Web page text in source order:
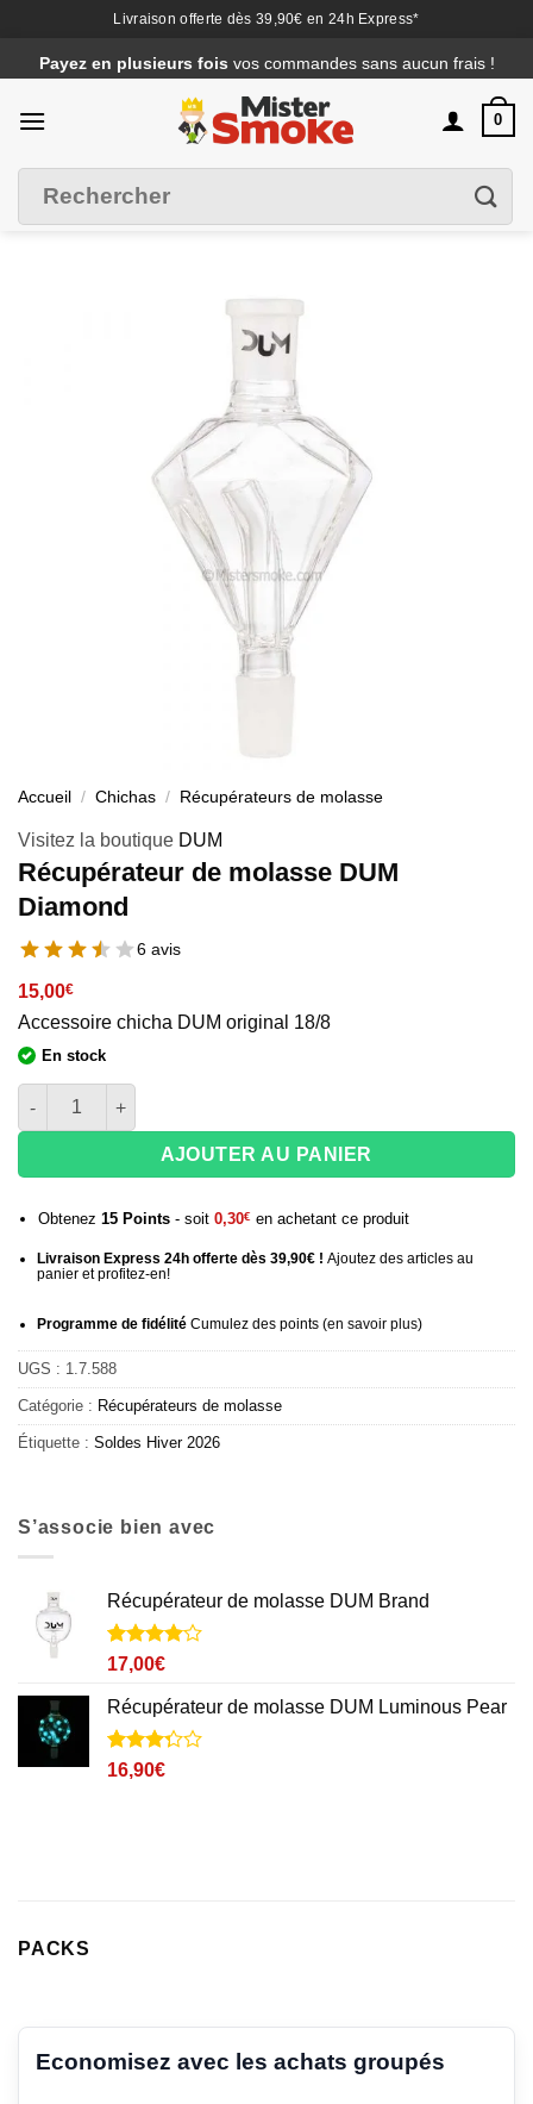
Livraison offerte dès 39,90€ en 24h Express*
au
contenu
Payez en plusieurs fois vos commandes sans aucun frais !
0
pour :
Accueil / Chichas / Récupérateurs de molasse
Visitez la boutique DUM
Récupérateur de molasse DUM
Diamond
6 avis
15,00€
Accessoire chicha DUM original 18/8
En stock
quantité de Récupérateur de molasse DUM Diamond
AJOUTER AU PANIER
Obtenez 15Points- soit 0,30€ en achetant ce produit
Livraison Express 24h offerte dès 39,90€ ! Ajoutez des articles au
panier et profitez-en!
Programme de fidélitéCumulez des points (en savoir plus)
UGS : 1.7.588
Catégorie : Récupérateurs de molasse
Étiquette : Soldes Hiver 2026
S’associe bien avec
Récupérateur de molasse DUM Brand
Noté4
basé sur
4
notations
client
17,00€
Récupérateur de molasse DUM Luminous Pear
Noté
4
16,90€
PACKS
Economisez avec les achats groupés